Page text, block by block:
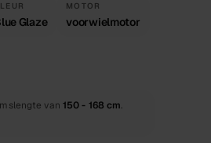
Glaze
MOTOR
voorwielmotor
van 150 - 168 cm.